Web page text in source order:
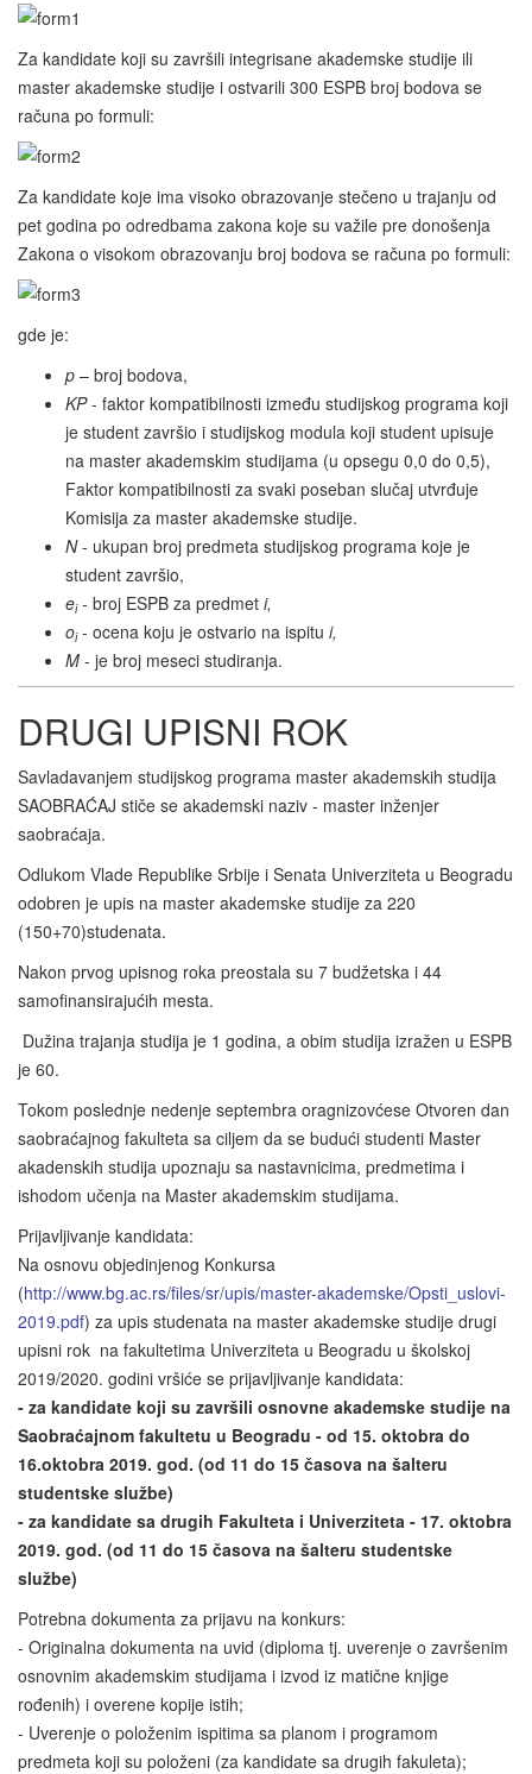
Za kandidate koji su završili integrisane akademske studije ili
master akademske studije i ostvarili 300 ESPB broj bodova se
računa po formuli:
Za kandidate koje ima visoko obrazovanje stečeno u trajanju od
pet godina po odredbama zakona koje su važile pre donošenja
Zakona o visokom obrazovanju broj bodova se računa po formuli:
gde je:
p – broj bodova,
KP- faktor kompatibilnosti između studijskog programa koji
je student završio i studijskog modula koji student upisuje
na master akademskim studijama (u opsegu 0,0 do 0,5),
Faktor kompatibilnosti za svaki poseban slučaj utvrđuje
Komisija za master akademske studije.
N- ukupan broj predmeta studijskog programa koje je
student završio,
ei- broj ESPB za predmet i,
oi- ocena koju je ostvario na ispitu i,
M - je broj meseci studiranja.
DRUGI UPISNI ROK
Savladavanjem studijskog programa master akademskih studija
SAOBRAĆAJ stiče se akademski naziv - master inženjer
saobraćaja.
Odlukom Vlade Republike Srbije i Senata Univerziteta u Beogradu
odobren je upis na master akademske studije za 220
(150+70)studenata.
Nakon prvog upisnog roka preostala su 7 budžetska i 44
samofinansirajućih mesta.
Dužina trajanja studija je 1 godina, a obim studija izražen u ESPB
je 60.
Tokom poslednje nedenje septembra oragnizovćese Otvoren dan
saobraćajnog fakulteta sa ciljem da se budući studenti Master
akadenskih studija upoznaju sa nastavnicima, predmetima i
ishodom učenja na Master akademskim studijama.
Prijavljivanje kandidata:
Na osnovu objedinjenog Konkursa
(http://www.bg.ac.rs/files/sr/upis/master-akademske/Opsti_uslovi-
2019.pdf) za upis studenata na master akademske studije drugi
upisni rok na fakultetima Univerziteta u Beogradu u školskoj
2019/2020. godini vršiće se prijavljivanje kandidata:
- za kandidate koji su završili osnovne akademske studije na
Saobraćajnom fakultetu u Beogradu - od 15. oktobra do
16.oktobra 2019. god. (od 11 do 15 časova na šalteru
studentske službe)
- za kandidate sa drugih Fakulteta i Univerziteta - 17. oktobra
2019. god. (od 11 do 15 časova na šalteru studentske
službe)
Potrebna dokumenta za prijavu na konkurs:
- Originalna dokumenta na uvid (diploma tj. uverenje o završenim
osnovnim akademskim studijama i izvod iz matične knjige
rođenih) i overene kopije istih;
- Uverenje o položenim ispitima sa planom i programom
predmeta koji su položeni (za kandidate sa drugih fakuleta);